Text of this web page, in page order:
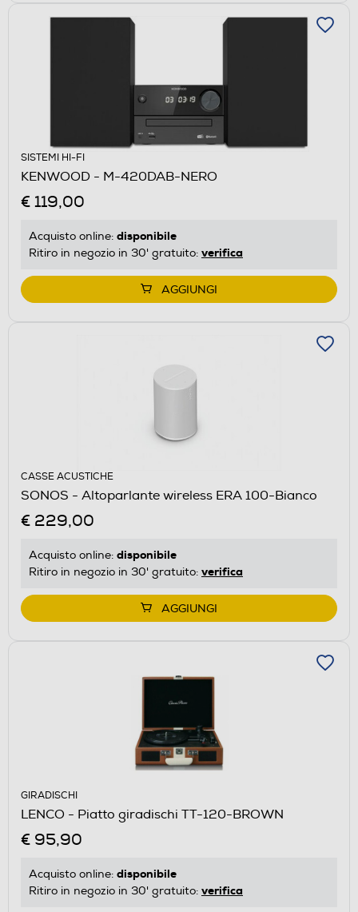
SISTEMI HI-FI
KENWOOD - M-420DAB-NERO
€ 119,00
Acquisto online: disponibile
Ritiro in negozio in 30' gratuito: verifica
AGGIUNGI
CASSE ACUSTICHE
SONOS - Altoparlante wireless ERA 100-Bianco
€ 229,00
Acquisto online: disponibile
Ritiro in negozio in 30' gratuito: verifica
AGGIUNGI
GIRADISCHI
LENCO - Piatto giradischi TT-120-BROWN
€ 95,90
Acquisto online: disponibile
Ritiro in negozio in 30' gratuito: verifica